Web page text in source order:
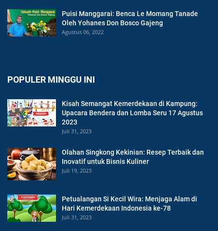
Puisi Manggarai: Benca Le Momang Tanade
Oleh Yohanes Don Bosco Gajeng
Agustus 06, 2022
POPULER MINGGU INI
Kisah Semangat Kemerdekaan di Kampung:
Upacara Bendera dan Lomba Seru 17 Agustus
2023
Juli 31, 2023
Olahan Singkong Kekinian: Resep Terbaik dan
Inovatif untuk Bisnis Kuliner
Juli 19, 2023
Petualangan Si Kecil Wira: Menjaga Alam di
Hari Kemerdekaan Indonesia ke-78
Juli 31, 2023